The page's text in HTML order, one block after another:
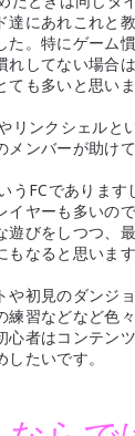
達にあれこれと
た。特にゲーム
れしてない場合
も多いと思いま
リンクシェルと
メンバーが助け
うFCでありま
イヤーも多いの
遊びをしつつ、
なると思います
や初見のダンジ
練習などなど色
心者はコンテン
たいです。